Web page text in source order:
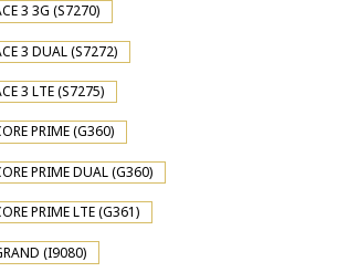
3 3G (S7270)
3 DUAL (S7272)
3 LTE (S7275)
PRIME (G360)
PRIME DUAL (G360)
PRIME LTE (G361)
(I9080)